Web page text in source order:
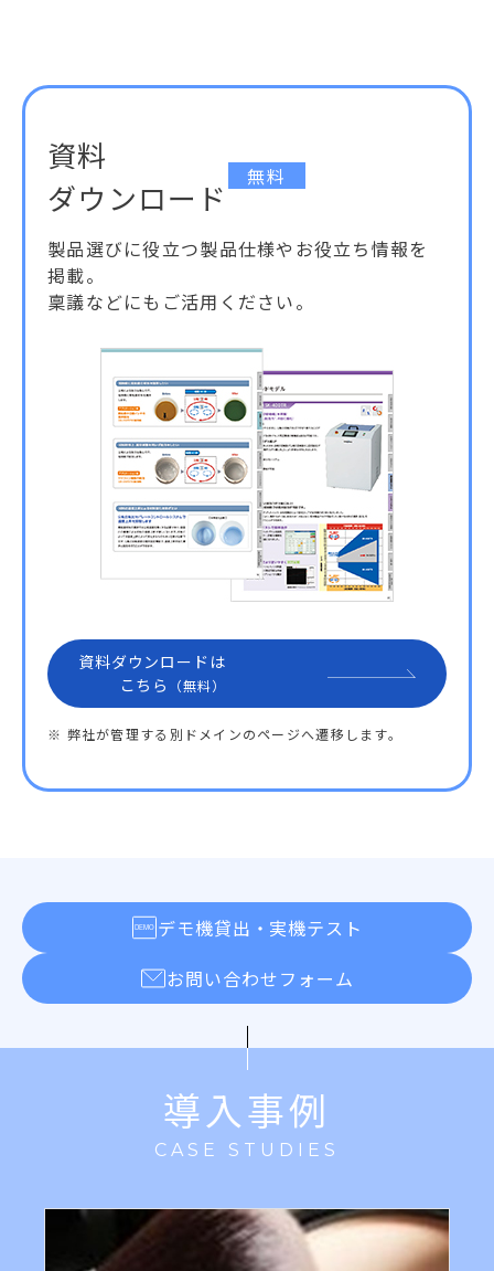
資料
ダウンロード
無料
製品選びに役立つ製品仕様やお役立ち情報を
掲載。
稟議などにもご活用ください。
資料ダウンロードは
こちら
（無料）
※ 弊社が管理する別ドメインのページへ遷移します。
デモ機貸出・実機テスト
お問い合わせフォーム
導入事例
CASE STUDIES